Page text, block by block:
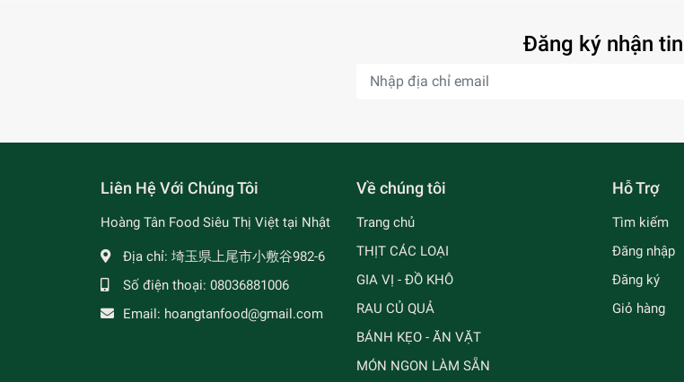
Đăng ký nhận tin
Liên Hệ Với Chúng Tôi
Hoàng Tân Food Siêu Thị Việt tại Nhật
Địa chỉ: 埼玉県上尾市小敷谷982-6
Số điện thoại: 08036881006
Email: hoangtanfood@gmail.com
Về chúng tôi
Trang chủ
THỊT CÁC LOẠI
GIA VỊ - ĐỒ KHÔ
RAU CỦ QUẢ
BÁNH KẸO - ĂN VẶT
MÓN NGON LÀM SẴN
Hỗ Trợ
Tìm kiếm
Đăng nhập
Đăng ký
Giỏ hàng